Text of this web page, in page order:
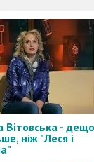
Вітовська - дещо
ніж "Леся і